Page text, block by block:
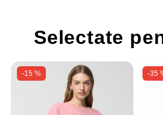
Selectate
-15 % -35